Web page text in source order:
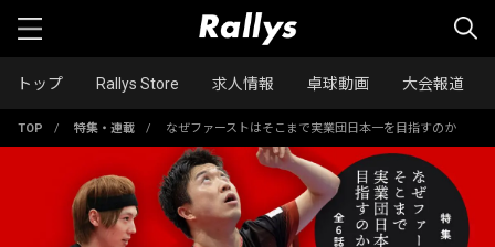
トップ Rallys Store 求人情報 卓球動画 大会報道
TOP / 特集・連載 / なぜファーストはそこまで実業団日本一を目指すのか